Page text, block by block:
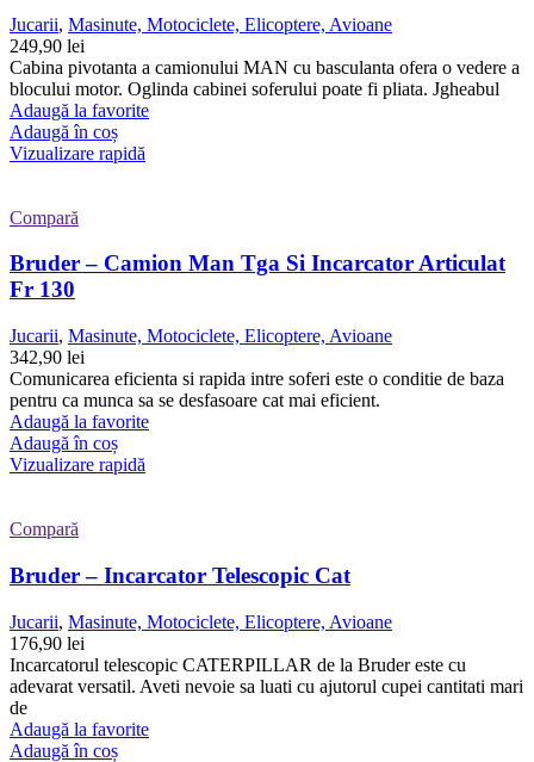
Jucarii, Masinute, Motociclete, Elicoptere, Avioane
249,90 lei
Cabina pivotanta a camionului MAN cu basculanta ofera o vedere a
blocului motor. Oglinda cabinei soferului poate fi pliata. Jgheabul
Adaugă la favorite
Adaugă în coș
Vizualizare rapidă
Compară
Bruder – Camion Man Tga Si Incarcator Articulat
Fr 130
Jucarii, Masinute, Motociclete, Elicoptere, Avioane
342,90 lei
Comunicarea eficienta si rapida intre soferi este o conditie de baza
pentru ca munca sa se desfasoare cat mai eficient.
Adaugă la favorite
Adaugă în coș
Vizualizare rapidă
Compară
Bruder – Incarcator Telescopic Cat
Jucarii, Masinute, Motociclete, Elicoptere, Avioane
176,90 lei
Incarcatorul telescopic CATERPILLAR de la Bruder este cu
adevarat versatil. Aveti nevoie sa luati cu ajutorul cupei cantitati mari
de
Adaugă la favorite
Adaugă în coș